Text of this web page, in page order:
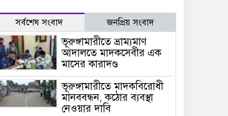
সর্বশেষ সংবাদ জনপ্রিয় সংবাদ
ভূরুঙ্গামারীতে ভ্রাম্যমাণ
আদালতে মাদকসেবীর এক
মাসের কারাদণ্ড
ভূরুঙ্গামারীতে মাদকবিরোধী
মানববন্ধন, কঠোর ব্যবস্থা
নেওয়ার দাবি